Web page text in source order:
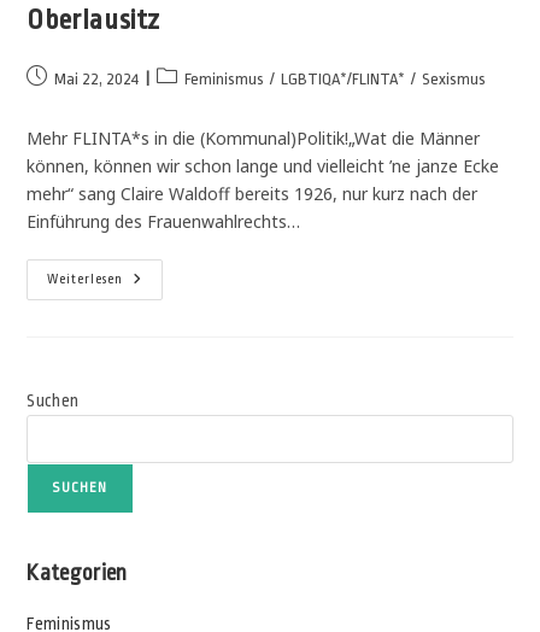
Oberlausitz
Mai 22, 2024 Feminismus / LGBTIQA*/FLINTA* / Sexismus
Mehr FLINTA*s in die (Kommunal)Politik!„Wat die Männer
können, können wir schon lange und vielleicht ’ne janze Ecke
mehr“ sang Claire Waldoff bereits 1926, nur kurz nach der
Einführung des Frauenwahlrechts…
Weiterlesen
Suchen
SUCHEN
Kategorien
Feminismus